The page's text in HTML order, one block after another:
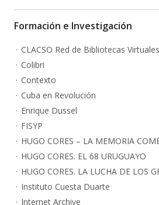
Formación e Investigación
CLACSO Red de Bibliotecas Virtuales
Colibri
Contexto
Cuba en Revolución
Enrique Dussel
FISYP
HUGO CORES – LA MEMORIA
HUGO CORES. EL 68 URUGUAYO
HUGO CORES. LA LUCHA DE LOS
Instituto Cuesta Duarte
Internet Archive